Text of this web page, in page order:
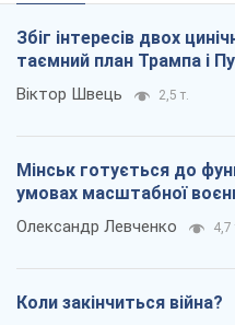
Збіг інтересів двох
таємний план Трампа і
Віктор Швець 2,5 т.
Мінськ готується до
умовах масштабної
Олександр Левченко 4,7
Коли закінчиться війна?